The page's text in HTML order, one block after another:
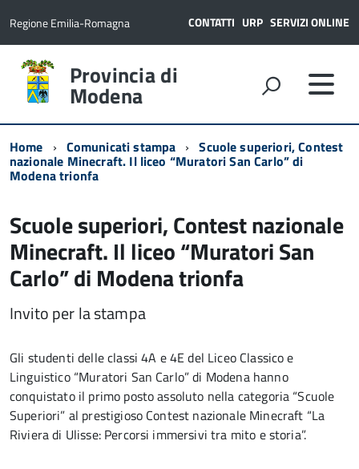
Regione Emilia-Romagna CONTATTI URP SERVIZI ONLINE
Provincia di
Modena
Home Comunicati stampa Scuole superiori, Contest
nazionale Minecraft. Il liceo “Muratori San Carlo” di
Modena trionfa
Scuole superiori, Contest nazionale
Minecraft. Il liceo “Muratori San
Carlo” di Modena trionfa
Invito per la stampa
Gli studenti delle classi 4A e 4E del Liceo Classico e
Linguistico “Muratori San Carlo” di Modena hanno
conquistato il primo posto assoluto nella categoria “Scuole
Superiori” al prestigioso Contest nazionale Minecraft “La
Riviera di Ulisse: Percorsi immersivi tra mito e storia”.